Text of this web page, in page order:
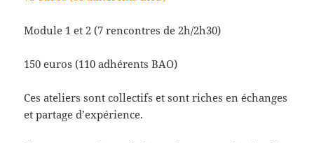
Module 1 et 2 (7 rencontres de 2h/2h30)
150 euros (110 adhérents BAO)
Ces ateliers sont collectifs et sont riches en échanges
et partage d’expérience.